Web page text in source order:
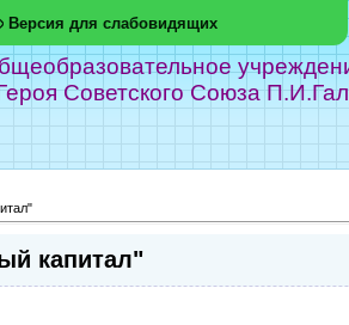
Версия для слабовидящих
Советского Союза
капитал"